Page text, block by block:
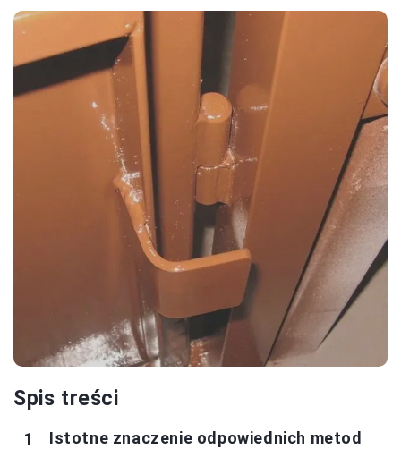
Spis treści
Istotne znaczenie odpowiednich metod